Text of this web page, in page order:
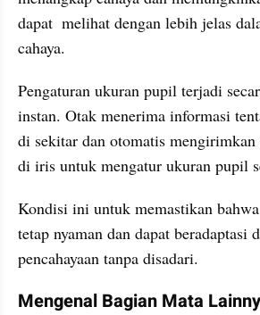
dapat  melihat dengan lebih jelas
cahaya.
Pengaturan ukuran pupil terjadi
instan. Otak menerima informasi
di sekitar dan otomatis
di iris untuk mengatur ukuran pupil
Kondisi ini untuk memastikan
tetap nyaman dan dapat beradaptasi
pencahayaan tanpa disadari.
Mengenal Bagian Mata